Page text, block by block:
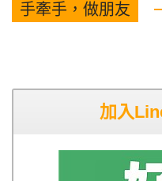
手牽手，做朋友
加入